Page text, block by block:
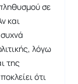
σε
και
λόγω
της
ότι